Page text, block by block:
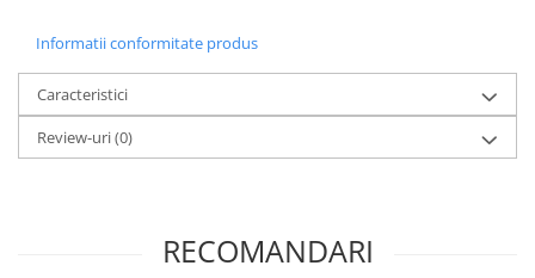
Informatii conformitate produs
Caracteristici
Review-uri(0)
RECOMANDARI